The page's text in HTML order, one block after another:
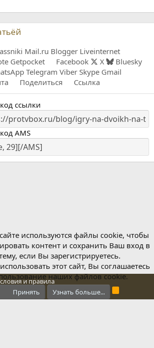
Mail.ru Blogger Liveinternet
Getpocket Facebook X
Bluesky
Telegram Viber Skype Gmail
Поделиться Ссылка
ссылки
AMS
и правила
Справка Главная
R
используются файлы cookie, чтобы
контент и сохранить Ваш вход в
если Вы зарегистрируетесь.
этот сайт, Вы соглашаетесь
наших файлов cookie.
Принять Узнать больше...